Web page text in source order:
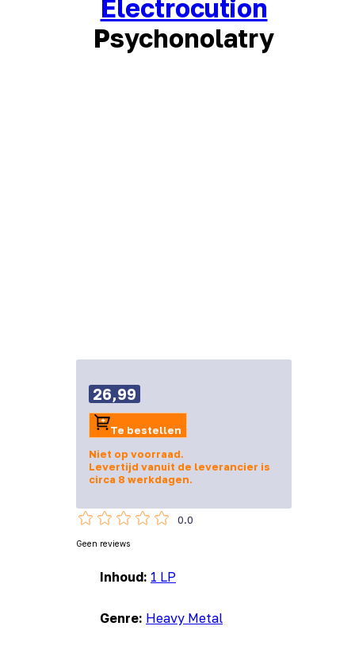
Electrocution
Psychonolatry
Inhoud: 1 LP
Genre: Heavy Metal
26,99
Te bestellen
Niet op voorraad.
Levertijd vanuit de leverancier is
circa 8 werkdagen.
0.0
Geen reviews